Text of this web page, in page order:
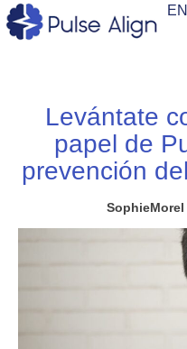
al
EN
Levántate
papel de
prevención
SophieMorel